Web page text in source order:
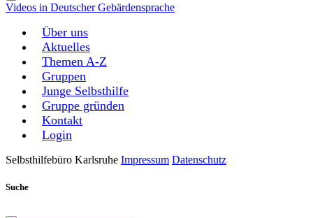
Videos in Deutscher Gebärdensprache
Über uns
Aktuelles
Themen A-Z
Gruppen
Junge Selbsthilfe
Gruppe gründen
Kontakt
Login
Selbsthilfebüro Karlsruhe Impressum Datenschutz
Suche